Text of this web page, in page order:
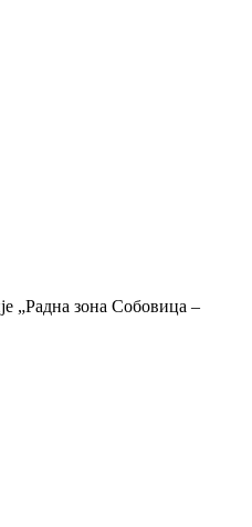
„Радна зона Собовица –